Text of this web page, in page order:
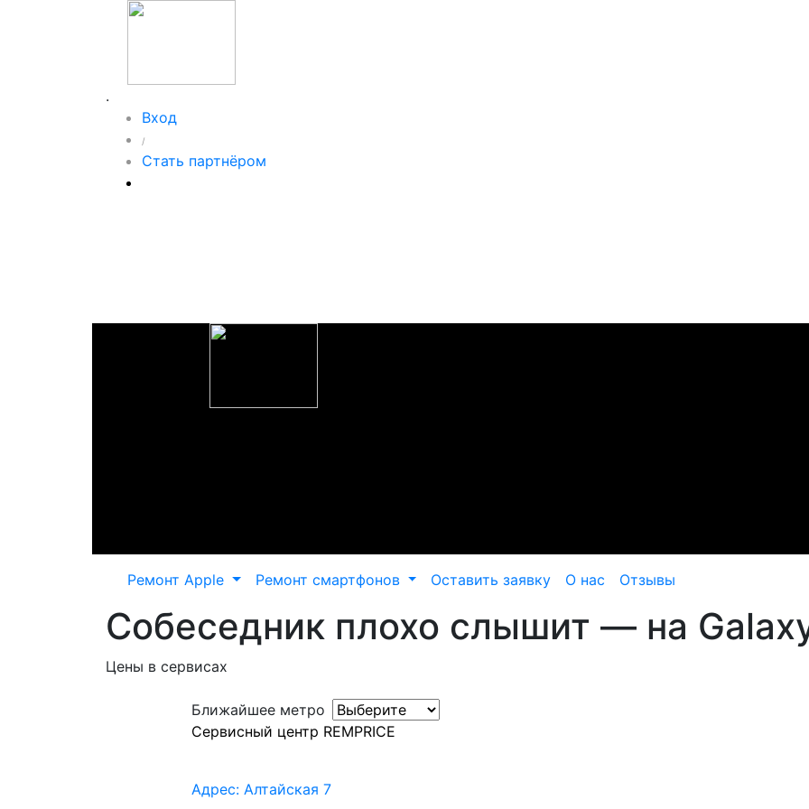
.
Вход
/
Стать партнёром
Ремонт Apple Ремонт смартфонов Оставить заявку О нас Отзывы
Собеседник плохо слышит — на
Цены в сервисах
Ближайшее метро
Сервисный центр REMPRICE
Адрес: Алтайская 7